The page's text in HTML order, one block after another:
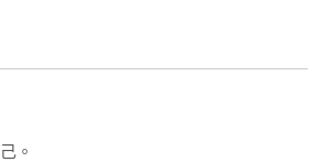
。